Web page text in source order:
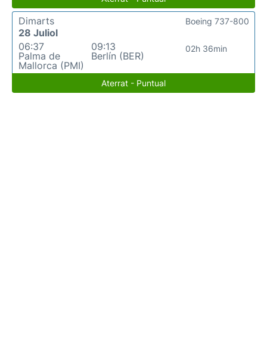
Dimarts
28 Juliol
06:37
Palma de
Mallorca (PMI)
09:13
Berlín (BER)
02h 36min
Boeing 737-800
Aterrat - Puntual